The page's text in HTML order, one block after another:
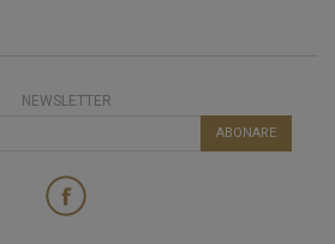
NEWSLETTER
ABONARE